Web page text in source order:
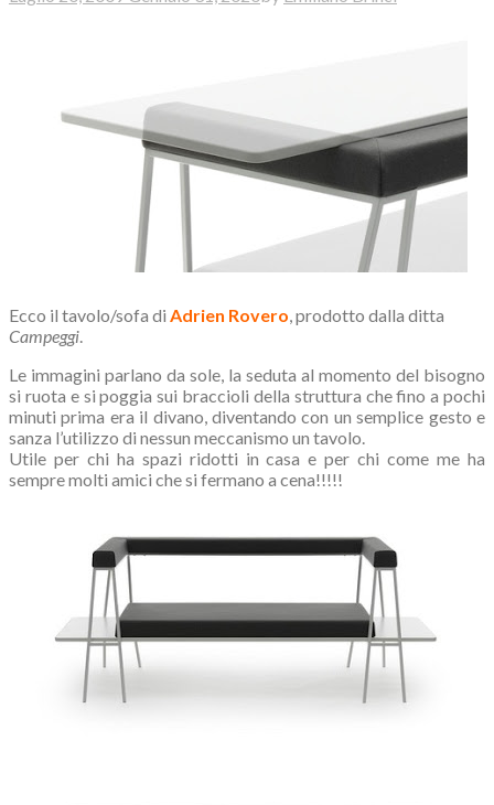
Ecco il tavolo/sofa di Adrien Rovero, prodotto dalla ditta
Campeggi.
Le immagini parlano da sole, la seduta al momento del bisogno
si ruota e si poggia sui braccioli della struttura che fino a pochi
minuti prima era il divano, diventando con un semplice gesto e
sanza l’utilizzo di nessun meccanismo un tavolo.
Utile per chi ha spazi ridotti in casa e per chi come me ha
sempre molti amici che si fermano a cena!!!!!